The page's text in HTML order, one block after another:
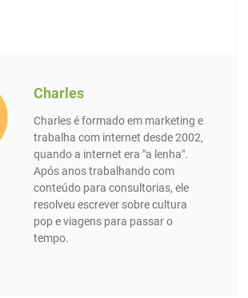
Charles
Charles é formado em marketing e
trabalha com internet desde 2002,
quando a internet era "a lenha".
Após anos trabalhando com
conteúdo para consultorias, ele
resolveu escrever sobre cultura
pop e viagens para passar o
tempo.